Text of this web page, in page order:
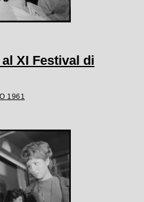
XI Festival di
1961